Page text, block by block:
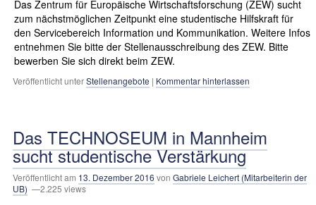
Das Zentrum für Europäische Wirtschaftsforschung (ZEW) sucht
zum nächstmöglichen Zeitpunkt eine studentische Hilfskraft für
den Servicebereich Information und Kommunikation. Weitere Infos
entnehmen Sie bitte der Stellenausschreibung des ZEW. Bitte
bewerben Sie sich direkt beim ZEW.
Veröffentlicht unterStellenangebote | Kommentar hinterlassen
Das TECHNOSEUM in Mannheim
sucht studentische Verstärkung
Veröffentlicht am 13. Dezember 2016 von Gabriele Leichert (Mitarbeiterin der
UB) —2.225 views